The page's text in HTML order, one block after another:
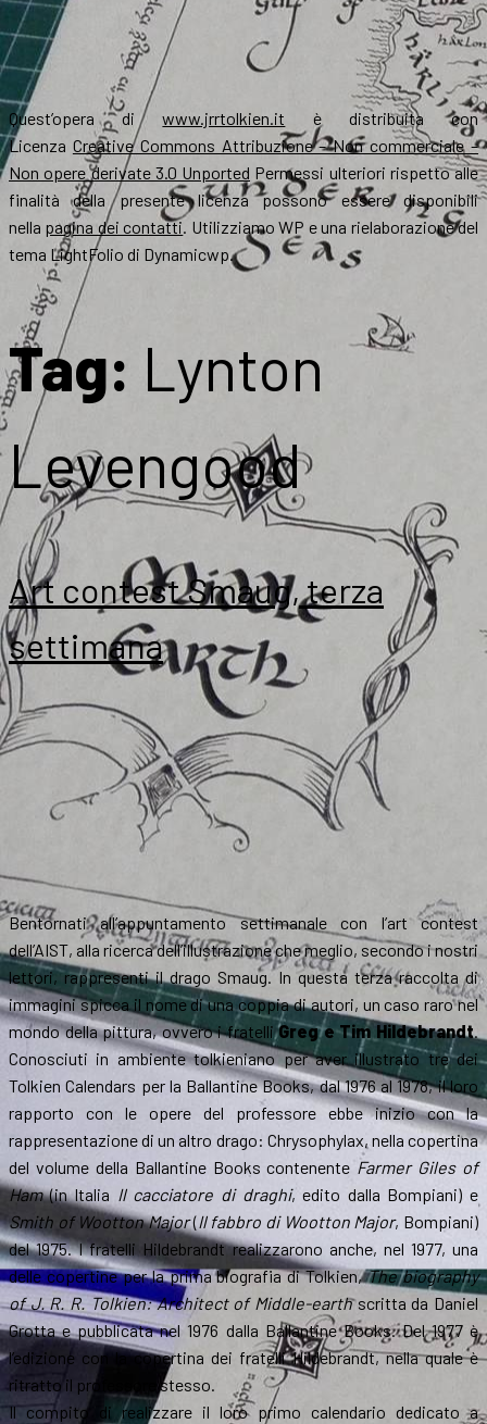
Quest’opera diwww.jrrtolkien.it è distribuita con
Licenza Creative Commons Attribuzione – Non commerciale –
Non opere derivate 3.0 Unported Permessi ulteriori rispetto alle
finalità della presente licenza possono essere disponibili
nella pagina dei contatti. Utilizziamo WP e una rielaborazione del
tema LightFolio di Dynamicwp.
Tag: Lynton
Levengood
Art contest Smaug, terza
settimana
Bentornati all’appuntamento settimanale con l’art contest
dell’AIST, alla ricerca dell’illustrazione che meglio, secondo i nostri
lettori, rappresenti il drago Smaug. In questa terza raccolta di
immagini spicca il nome di una coppia di autori, un caso raro nel
mondo della pittura, ovvero i fratelliGreg e Tim Hildebrandt.
Conosciuti in ambiente tolkieniano per aver illustrato tre dei
Tolkien Calendars per la Ballantine Books, dal 1976 al 1978, il loro
rapporto con le opere del professore ebbe inizio con la
rappresentazione di un altro drago: Chrysophylax, nella copertina
del volume della Ballantine Books contenente Farmer Giles of
Ham(in Italia Il cacciatore di draghi, edito dalla Bompiani) e
Smith of Wootton Major(Il fabbro di Wootton Major, Bompiani)
del 1975. I fratelli Hildebrandt realizzarono anche, nel 1977, una
delle copertine per la prima biografia di Tolkien,The biography
of J. R. R. Tolkien: Architect of Middle-earthscritta da Daniel
Grotta e pubblicata nel 1976 dalla Ballantine Books. Del 1977 è
l’edizione con la copertina dei fratelli Hildebrandt, nella quale è
ritratto il professore stesso.
Il compito di realizzare il loro primo calendario dedicato a